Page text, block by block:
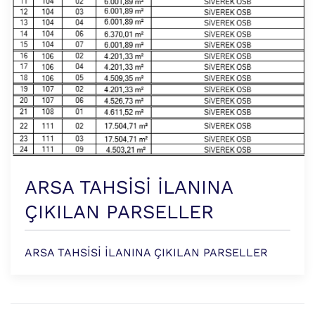
ARSA TAHSİSİ İLANINA
ÇIKILAN PARSELLER
ARSA TAHSİSİ İLANINA ÇIKILAN PARSELLER